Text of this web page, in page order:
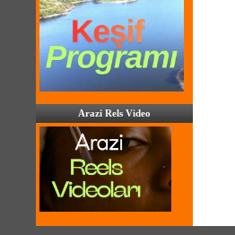
Arazi Rels Video